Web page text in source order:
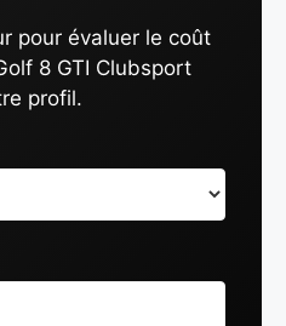
pour évaluer le coût
8 GTI Clubsport
profil.